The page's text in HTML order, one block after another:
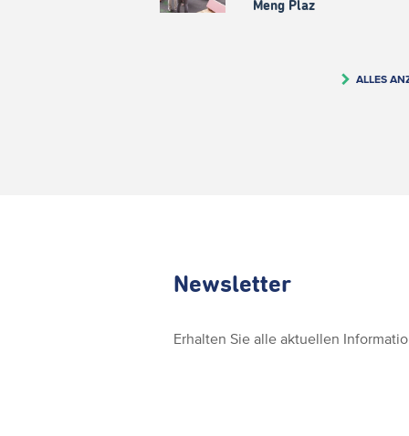
Meng Plaz
ALLES
Newsletter
Erhalten Sie alle aktuellen